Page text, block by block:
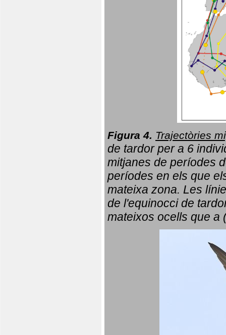
Figura 4. Trajectòries
de tardor per a 6
mitjanes de períodes
períodes en els que
mateixa zona. Les
de l'equinocci de
mateixos ocells que a